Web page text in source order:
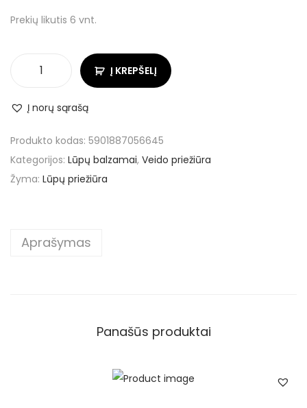
Prekių likutis 6 vnt.
Į KREPŠELĮ
Į norų sąrašą
Produkto kodas: 5901887056645
Kategorijos: Lūpų balzamai, Veido priežiūra
Žyma: Lūpų priežiūra
Aprašymas
Panašūs produktai